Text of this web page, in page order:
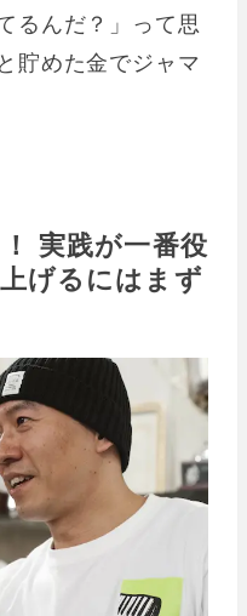
るんだ？」って思
貯めた金でジャマ
実践が一番役
げるにはまず